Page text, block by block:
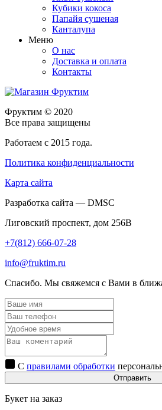
Кубики кокоса
Папайя сушеная
Канталупа
Меню
О нас
Доставка и оплата
Контакты
Фруктим © 2020
Все права защищены
Работаем с 2015 года.
Политика конфиденциальности
Карта сайта
Разработка сайта — DMSC
Лиговский проспект, дом 256В
+7(812) 666-07-28
info@fruktim.ru
Спасибо. Мы свяжемся с Вами в
С правилами обработки
Отправить
Букет на заказ